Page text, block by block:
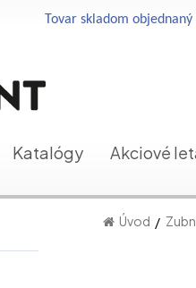
Tovar skladom
Katalógy Akciové
Úvod